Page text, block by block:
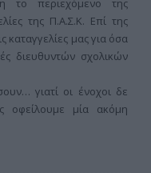
το περιεχόμενο της
της Π.Α.Σ.Κ. Επί της
καταγγελίες μας για όσα
διευθυντών σχολικών
γιατί οι ένοχοι δε
οφείλουμε μία ακόμη